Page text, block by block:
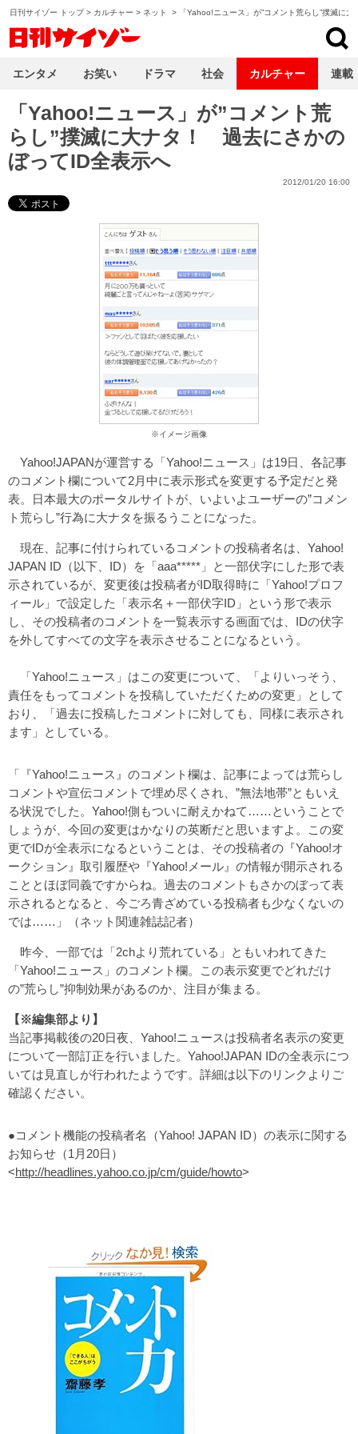
日刊サイゾー トップ> カルチャー > ネット > 「Yahoo!ニュース」が”コメント荒らし”撲滅に
「Yahoo!ニュース」が”コメント荒
らし”撲滅に大ナタ！ 過去にさかの
ぼってID全表示へ
2012/01/20 16:00
※イメージ画像
Yahoo!JAPANが運営する「Yahoo!ニュース」は19日、各記事
のコメント欄について2月中に表示形式を変更する予定だと発
表。日本最大のポータルサイトが、いよいよユーザーの”コメン
ト荒らし”行為に大ナタを振るうことになった。
現在、記事に付けられているコメントの投稿者名は、Yahoo!
JAPAN ID（以下、ID）を「aaa*****」と一部伏字にした形で表
示されているが、変更後は投稿者がID取得時に「Yahoo!プロフ
ィール」で設定した「表示名＋一部伏字ID」という形で表示
し、その投稿者のコメントを一覧表示する画面では、IDの伏字
を外してすべての文字を表示させることになるという。
「Yahoo!ニュース」はこの変更について、「よりいっそう、
責任をもってコメントを投稿していただくための変更」として
おり、「過去に投稿したコメントに対しても、同様に表示され
ます」としている。
「『Yahoo!ニュース』のコメント欄は、記事によっては荒らし
コメントや宣伝コメントで埋め尽くされ、”無法地帯”ともいえ
る状況でした。Yahoo!側もついに耐えかねて……ということで
しょうが、今回の変更はかなりの英断だと思いますよ。この変
更でIDが全表示になるということは、その投稿者の『Yahoo!オ
ークション』取引履歴や『Yahoo!メール』の情報が開示される
こととほぼ同義ですからね。過去のコメントもさかのぼって表
示されるとなると、今ごろ青ざめている投稿者も少なくないの
では……」（ネット関連雑誌記者）
昨今、一部では「2chより荒れている」ともいわれてきた
「Yahoo!ニュース」のコメント欄。この表示変更でどれだけ
の”荒らし”抑制効果があるのか、注目が集まる。
【※編集部より】
当記事掲載後の20日夜、Yahoo!ニュースは投稿者名表示の変更
について一部訂正を行いました。Yahoo!JAPAN IDの全表示につ
いては見直しが行われたようです。詳細は以下のリンクよりご
確認ください。
●コメント機能の投稿者名（Yahoo! JAPAN ID）の表示に関する
お知らせ（1月20日）
<http://headlines.yahoo.co.jp/cm/guide/howto>
エンタメ お笑い ドラマ 社会 カルチャー 連載